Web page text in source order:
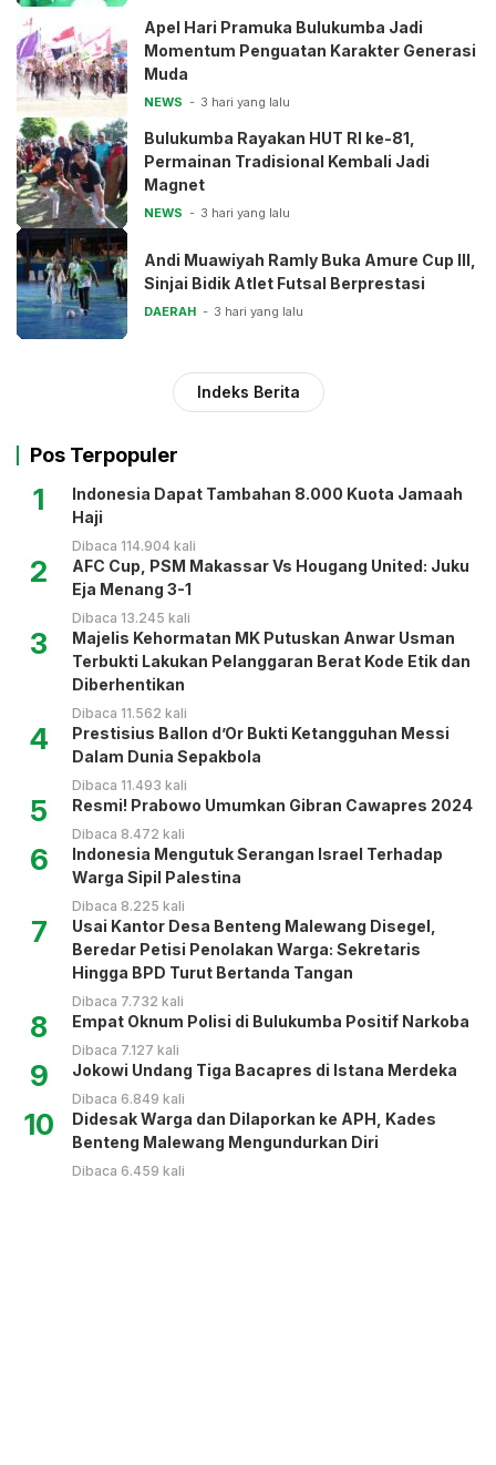
Apel Hari Pramuka Bulukumba Jadi
Momentum Penguatan Karakter Generasi
Muda
NEWS 3 hari yang lalu
Bulukumba Rayakan HUT RI ke-81,
Permainan Tradisional Kembali Jadi
Magnet
NEWS 3 hari yang lalu
Andi Muawiyah Ramly Buka Amure Cup III,
Sinjai Bidik Atlet Futsal Berprestasi
DAERAH 3 hari yang lalu
Indeks Berita
Pos Terpopuler
1
Indonesia Dapat Tambahan 8.000 Kuota Jamaah
Haji
Dibaca 114.904 kali
2
AFC Cup, PSM Makassar Vs Hougang United: Juku
Eja Menang 3-1
Dibaca 13.245 kali
3
Majelis Kehormatan MK Putuskan Anwar Usman
Terbukti Lakukan Pelanggaran Berat Kode Etik dan
Diberhentikan
Dibaca 11.562 kali
4
Prestisius Ballon d’Or Bukti Ketangguhan Messi
Dalam Dunia Sepakbola
Dibaca 11.493 kali
5 Resmi! Prabowo Umumkan Gibran Cawapres 2024
Dibaca 8.472 kali
6
Indonesia Mengutuk Serangan Israel Terhadap
Warga Sipil Palestina
Dibaca 8.225 kali
7
Usai Kantor Desa Benteng Malewang Disegel,
Beredar Petisi Penolakan Warga: Sekretaris
Hingga BPD Turut Bertanda Tangan
Dibaca 7.732 kali
8 Empat Oknum Polisi di Bulukumba Positif Narkoba
Dibaca 7.127 kali
9 Jokowi Undang Tiga Bacapres di Istana Merdeka
Dibaca 6.849 kali
10
Didesak Warga dan Dilaporkan ke APH, Kades
Benteng Malewang Mengundurkan Diri
Dibaca 6.459 kali